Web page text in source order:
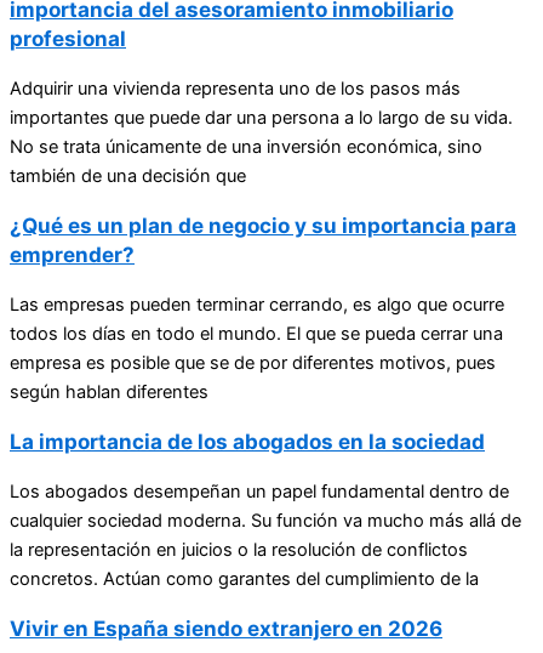
importancia del asesoramiento inmobiliario
profesional
Adquirir una vivienda representa uno de los pasos más
importantes que puede dar una persona a lo largo de su vida.
No se trata únicamente de una inversión económica, sino
también de una decisión que
¿Qué es un plan de negocio y su importancia para
emprender?
Las empresas pueden terminar cerrando, es algo que ocurre
todos los días en todo el mundo. El que se pueda cerrar una
empresa es posible que se de por diferentes motivos, pues
según hablan diferentes
La importancia de los abogados en la sociedad
Los abogados desempeñan un papel fundamental dentro de
cualquier sociedad moderna. Su función va mucho más allá de
la representación en juicios o la resolución de conflictos
concretos. Actúan como garantes del cumplimiento de la
Vivir en España siendo extranjero en 2026